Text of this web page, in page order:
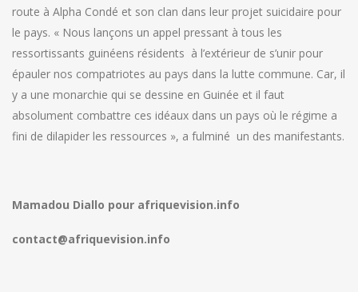
route à Alpha Condé et son clan dans leur projet suicidaire pour
le pays. « Nous lançons un appel pressant à tous les
ressortissants guinéens résidents à l’extérieur de s’unir pour
épauler nos compatriotes au pays dans la lutte commune. Car, il
y a une monarchie qui se dessine en Guinée et il faut
absolument combattre ces idéaux dans un pays où le régime a
fini de dilapider les ressources », a fulminé un des manifestants.
Mamadou Diallo pour afriquevision.info
contact@afriquevision.info